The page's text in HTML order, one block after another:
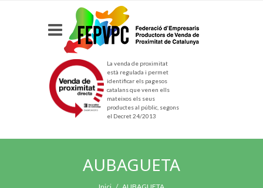
La venda de proximitat
està regulada i permet
identificar els pagesos
catalans que venen ells
mateixos els seus
productes al públic, segons
el Decret 24/2013
AUBAGUETA